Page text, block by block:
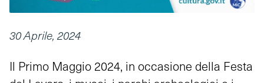
30 Aprile, 2024
Il Primo Maggio 2024, in occasione della Festa